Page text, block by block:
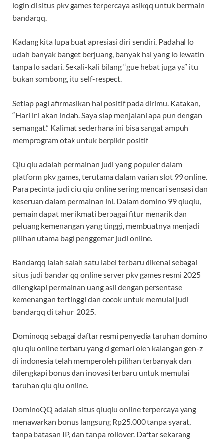
login di situs pkv games terpercaya asikqq untuk bermain
bandarqq.
Kadang kita lupa buat apresiasi diri sendiri. Padahal lo
udah banyak banget berjuang, banyak hal yang lo lewatin
tanpa lo sadari. Sekali-kali bilang “gue hebat juga ya” itu
bukan sombong, itu self-respect.
Setiap pagi afirmasikan hal positif pada dirimu. Katakan,
“Hari ini akan indah. Saya siap menjalani apa pun dengan
semangat.” Kalimat sederhana ini bisa sangat ampuh
memprogram otak untuk berpikir positif
Qiu qiu adalah permainan judi yang populer dalam
platform pkv games, terutama dalam varian slot 99 online.
Para pecinta judi qiu qiu online sering mencari sensasi dan
keseruan dalam permainan ini. Dalam domino 99 qiuqiu,
pemain dapat menikmati berbagai fitur menarik dan
peluang kemenangan yang tinggi, membuatnya menjadi
pilihan utama bagi penggemar judi online.
Bandarqq ialah salah satu label terbaru dikenal sebagai
situs judi bandar qq online server pkv games resmi 2025
dilengkapi permainan uang asli dengan persentase
kemenangan tertinggi dan cocok untuk memulai judi
bandarqq di tahun 2025.
Dominoqq sebagai daftar resmi penyedia taruhan domino
qiu qiu online terbaru yang digemari oleh kalangan gen-z
di indonesia telah memperoleh pilihan terbanyak dan
dilengkapi bonus dan inovasi terbaru untuk memulai
taruhan qiu qiu online.
DominoQQ adalah situs qiuqiu online terpercaya yang
menawarkan bonus langsung Rp25.000 tanpa syarat,
tanpa batasan IP, dan tanpa rollover. Daftar sekarang